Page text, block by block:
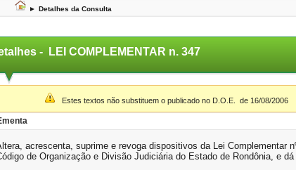
► Detalhes da Consulta
- LEI COMPLEMENTAR n. 347
▼
Estes textos não substituem o publicado no D.O.E. de 16/08/2006
acrescenta, suprime e revoga dispositivos da Lei Complementar
de Organização e Divisão Judiciária do Estado de Rondônia, e